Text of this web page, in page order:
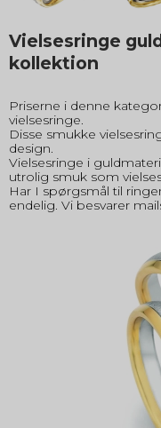
Vielsesringe
kollektion
Priserne i denne
vielsesringe.
Disse smukke
design.
Vielsesringe i
utrolig smuk som
Har I spørgsmål til
endelig. Vi besvarer